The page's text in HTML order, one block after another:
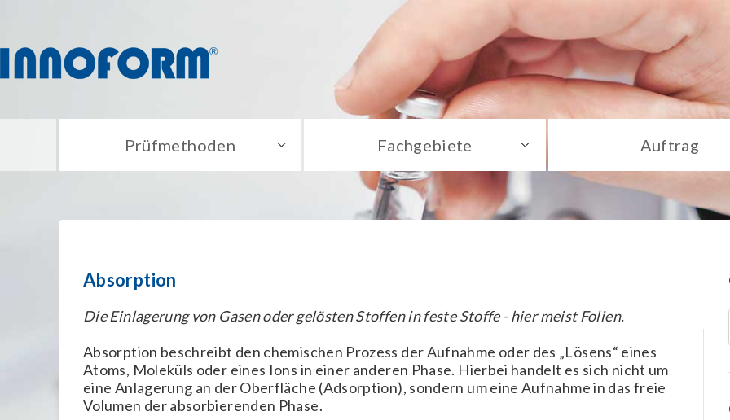
Prüfmethoden Fachgebiete Auftrag
Absorption
Die Einlagerung von Gasen oder gelösten Stoffen in feste Stoffe - hier meist Folien.
Absorption beschreibt den chemischen Prozess der Aufnahme oder des „Lösens“ eines
Atoms, Moleküls oder eines Ions in einer anderen Phase. Hierbei handelt es sich nicht um
eine Anlagerung an der Oberfläche (Adsorption), sondern um eine Aufnahme in das freie
Volumen der absorbierenden Phase.